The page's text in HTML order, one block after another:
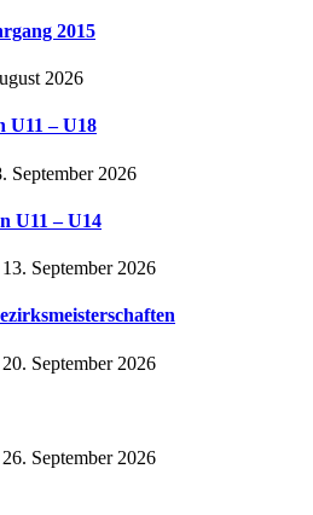
2015
2026
U11 – U18
September 2026
U11 – U14
13. September 2026
20. September 2026
26. September 2026